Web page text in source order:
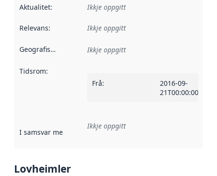
Aktualitet: Ikkje oppgitt
Relevans: Ikkje oppgitt
Geografisk område Ikkje oppgitt
Tidsrom:
Frå:
2016-09-
21T00:00:00Z
I samsvar med Referanse til ei implementeringsregel eller
Ikkje oppgitt
Lovheimler